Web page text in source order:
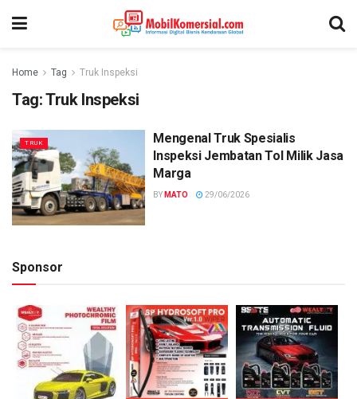
Home Tag Truk Inspeksi
Tag:Truk Inspeksi
TRUK
Mengenal Truk Spesialis
Inspeksi Jembatan Tol Milik Jasa
Marga
BY MATO 29/06/2026
Sponsor